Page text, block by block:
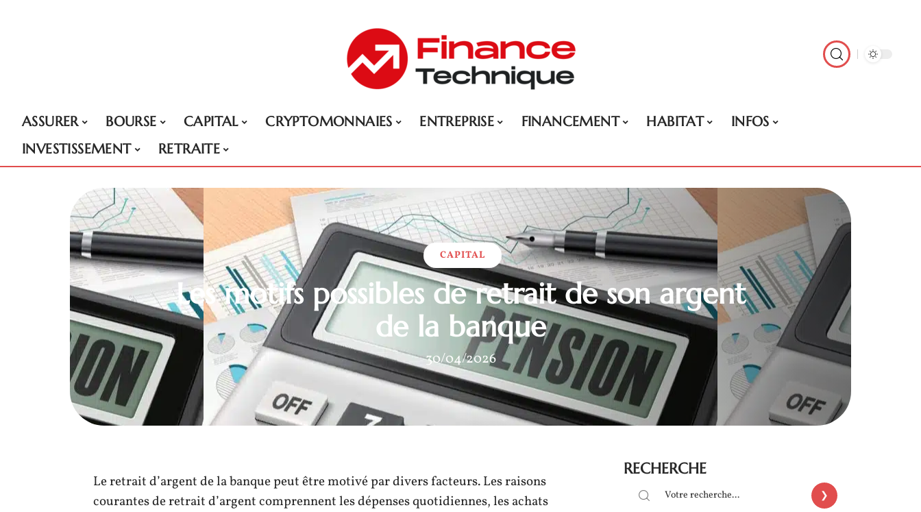
ASSURER BOURSE CAPITAL CRYPTOMONNAIES ENTREPRISE FINANCEMENT HABITAT
INFOS
INVESTISSEMENT
RETRAITE
CAPITAL
Les motifs possibles de retrait de son argent
de la banque
30/04/2026
Le retrait d’argent de la banque peut être motivé par divers facteurs. Les raisons
courantes de retrait d’argent comprennent les dépenses quotidiennes, les achats
RECHERCHE